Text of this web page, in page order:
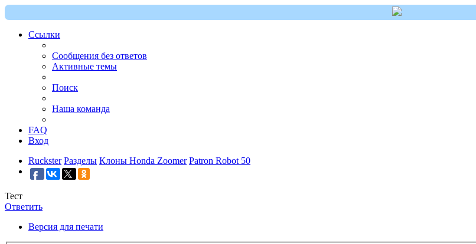
Ссылки
Сообщения без ответов
Активные темы
Поиск
Наша команда
FAQ
Вход
Ruckster Разделы Клоны Honda Zoomer Patron Robot 50
Тест
Ответить
Версия для печати